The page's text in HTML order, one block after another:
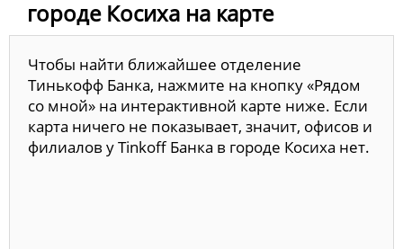
городе Косиха на карте
Чтобы найти ближайшее отделение
Тинькофф Банка, нажмите на кнопку «Рядом
со мной» на интерактивной карте ниже. Если
карта ничего не показывает, значит, офисов и
филиалов у Tinkoff Банка в городе Косиха нет.